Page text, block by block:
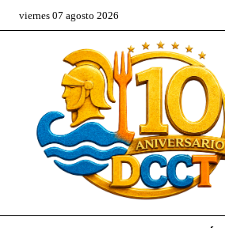
viernes 07 agosto 2026